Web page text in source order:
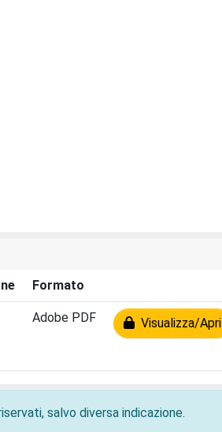
Formato
Adobe PDF Visualizza/Apri
salvo diversa indicazione.